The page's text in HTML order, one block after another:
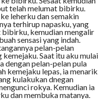
telah melumat bibirku.
leherku dan semakin
terhirup napasku, yang
kemudian mengalir
sensasi yang indah.
pelan-pelan
Saat itu aku mulai
dengan pelan-pelan pula
kemejaku lepas, ia menarik
kulakukan dnegan
rokya. Kemudian ia
dan membuka matanya.